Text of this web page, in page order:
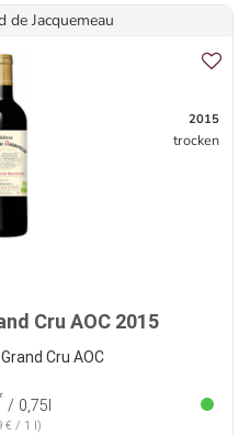
de Jacquemeau
2015
trocken
Cru AOC 2015
Cru AOC
/ 0,75l
€ / 1 l)